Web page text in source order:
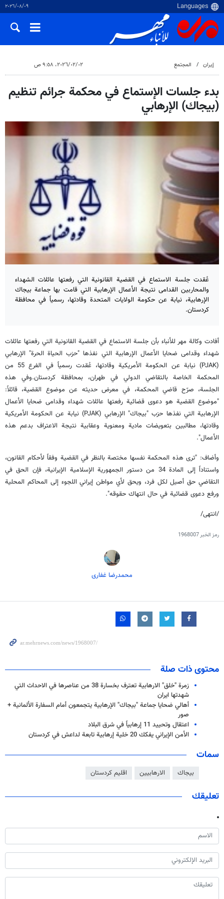
٠٩‏/٠٨‏/٢٠٢٦
إيران المجتمع ٠٢‏/٠٢‏/٢٠٢٦، ٩:٥٨ ص
بدء جلسات الإستماع في محكمة جرائم تنظيم
(بيجاك) الإرهابي
عُقدت جلسة الاستماع في القضية القانونية التي رفعتها عائلات الشهداء
والمحاربين القدامى نتيجة الأعمال الإرهابية التي قامت بها جماعة بيجاك
الإرهابية، نيابة عن حكومة الولايات المتحدة وقادتها، رسمياً في محافظة
كردستان.
أفادت وكالة مهر للأنباء بأن جلسة الاستماع في القضية القانونية التي رفعتها عائلات
شهداء وقدامى ضحايا الأعمال الإرهابية التي نفذها "حزب الحياة الحرة" الإرهابي
(PJAK) نيابة عن الحكومة الأمريكية وقادتها، عُقدت رسمياً في الفرع 55 من
المحكمة الخاصة بالتقاضي الدولي في طهران، بمحافظة كردستان.وفي هذه
الجلسة، صرّح قاضي المحكمة، في معرض حديثه عن موضوع القضية، قائلاً:
"موضوع القضية هو دعوى قضائية رفعتها عائلات شهداء وقدامى ضحايا الأعمال
الإرهابية التي نفذها حزب "بيجاك" الإرهابي (PJAK) نيابة عن الحكومة الأمريكية
وقادتها، مطالبين بتعويضات مادية ومعنوية وعقابية نتيجة الاعتراف بدعم هذه
الأعمال".
وأضاف: "ترى هذه المحكمة نفسها مختصة بالنظر في القضية وفقاً لأحكام القانون،
واستناداً إلى المادة 34 من دستور الجمهورية الإسلامية الإيرانية، فإن الحق في
التقاضي حق أصيل لكل فرد، ويحق لأي مواطن إيراني اللجوء إلى المحاكم المحلية
ورفع دعوى قضائية في حال انتهاك حقوقه".
/انتهى/
رمز الخبر1968007
محمدرضا غفاری
محتوى ذات صلة
زمرة "خلق" الارهابية تعترف بخسارة 38 من عناصرها في الاحداث التي
شهدتها ايران
أهالي ضحايا جماعة "بيجاك" الإرهابية يتجمعون أمام السفارة الألمانية +
صور
اعتقال وتحييد 11 إرهابياً في شرق البلاد
الأمن الإيراني يفكك 20 خلیة إرهابیة تابعة لداعش في كردستان
سمات
بيجاك الارهابيين اقليم كردستان
تعليقك